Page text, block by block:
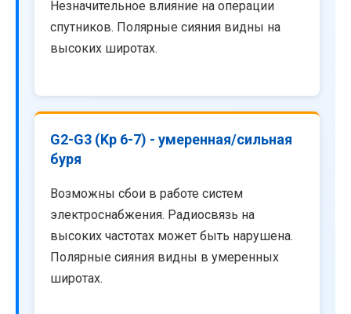
Незначительное влияние на операции
спутников. Полярные сияния видны на
высоких широтах.
G2-G3 (Kp 6-7) - умеренная/сильная
буря
Возможны сбои в работе систем
электроснабжения. Радиосвязь на
высоких частотах может быть нарушена.
Полярные сияния видны в умеренных
широтах.